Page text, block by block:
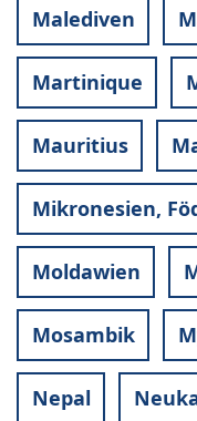
Malediven
Martinique
Mauritius
Mikronesien,
Moldawien
Mosambik
Nepal